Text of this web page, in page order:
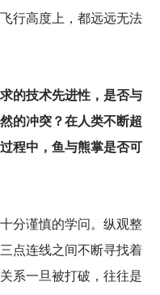
行高度上，都远远无法
的技术先进性，是否与
的冲突？在人类不断超
程中，鱼与熊掌是否可
分谨慎的学问。纵观整
点连线之间不断寻找着
系一旦被打破，往往是